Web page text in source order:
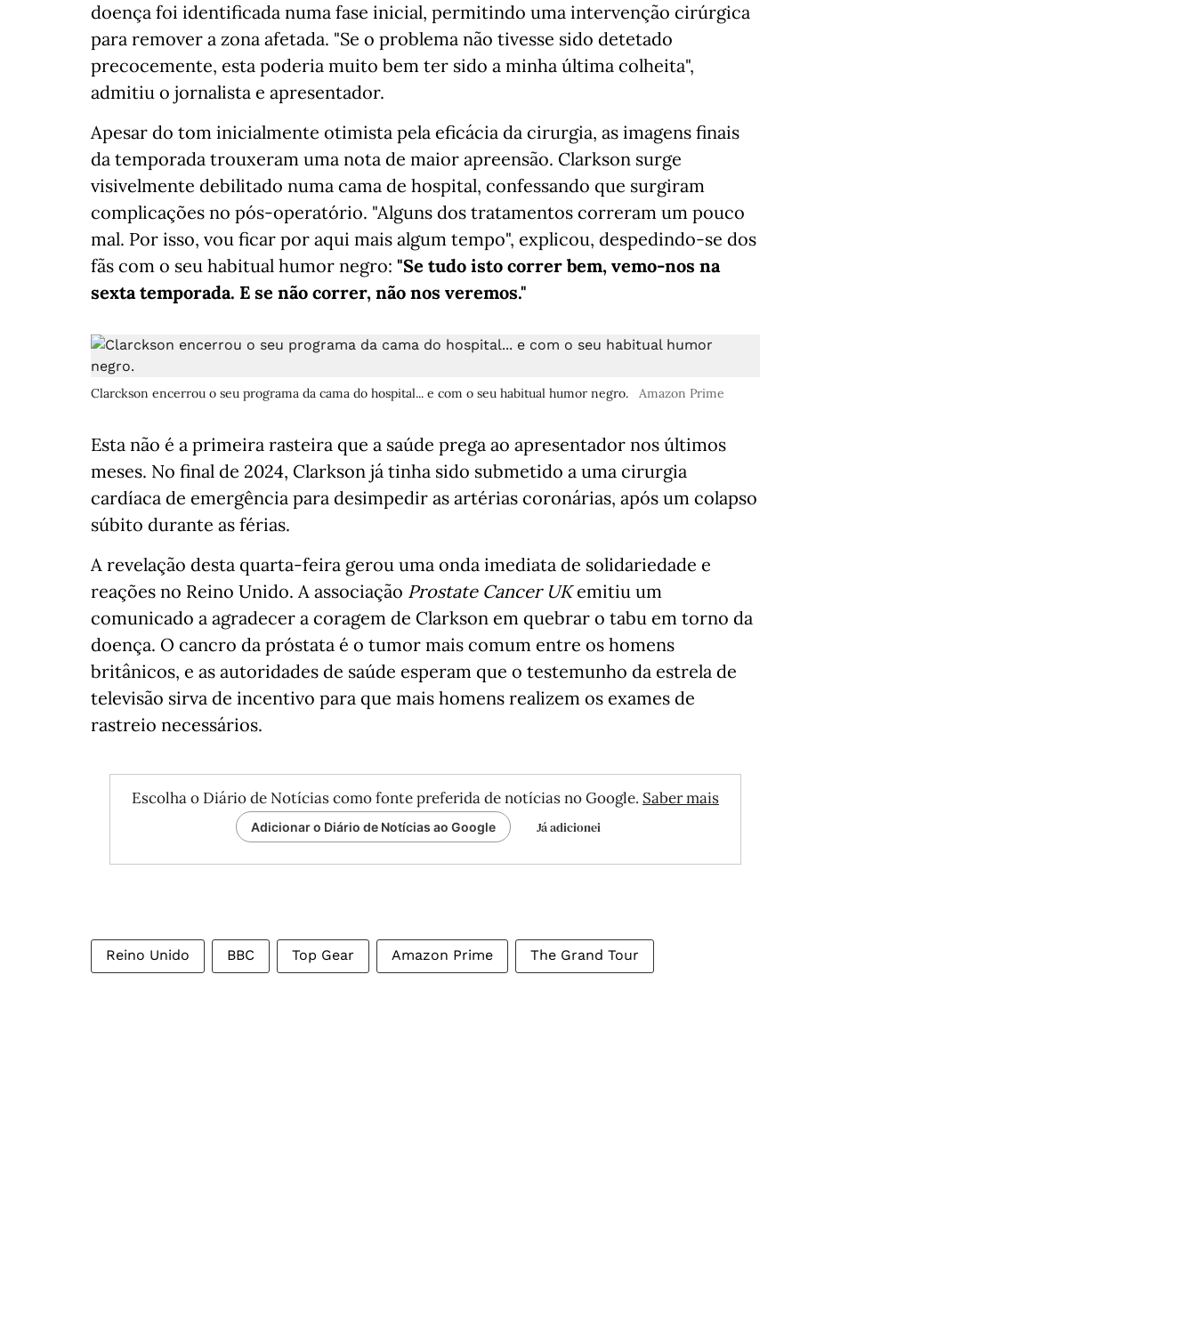
doença foi identificada numa fase inicial, permitindo uma intervenção cirúrgica
para remover a zona afetada. "Se o problema não tivesse sido detetado
precocemente, esta poderia muito bem ter sido a minha última colheita",
admitiu o jornalista e apresentador.
Apesar do tom inicialmente otimista pela eficácia da cirurgia, as imagens finais
da temporada trouxeram uma nota de maior apreensão. Clarkson surge
visivelmente debilitado numa cama de hospital, confessando que surgiram
complicações no pós-operatório. "Alguns dos tratamentos correram um pouco
mal. Por isso, vou ficar por aqui mais algum tempo", explicou, despedindo-se dos
fãs com o seu habitual humor negro: "Se tudo isto correr bem, vemo-nos na
sexta temporada. E se não correr, não nos veremos."
Clarckson encerrou o seu programa da cama do hospital... e com o seu habitual humor negro. Amazon Prime
Esta não é a primeira rasteira que a saúde prega ao apresentador nos últimos
meses. No final de 2024, Clarkson já tinha sido submetido a uma cirurgia
cardíaca de emergência para desimpedir as artérias coronárias, após um colapso
súbito durante as férias.
A revelação desta quarta-feira gerou uma onda imediata de solidariedade e
reações no Reino Unido. A associação Prostate Cancer UKemitiu um
comunicado a agradecer a coragem de Clarkson em quebrar o tabu em torno da
doença. O cancro da próstata é o tumor mais comum entre os homens
britânicos, e as autoridades de saúde esperam que o testemunho da estrela de
televisão sirva de incentivo para que mais homens realizem os exames de
rastreio necessários.
Escolha o Diário de Notícias como fonte preferida de notícias no Google. Saber mais
Adicionar o Diário de Notícias ao Google Já adicionei
Reino Unido BBC Top Gear Amazon Prime The Grand Tour